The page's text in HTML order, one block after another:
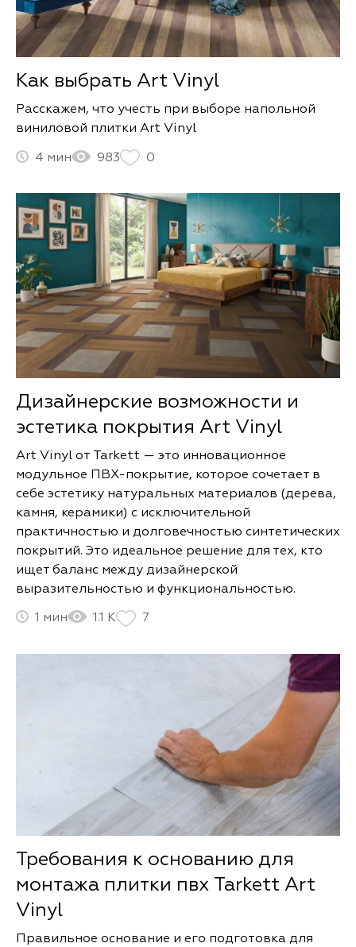
Как выбрать Art Vinyl
Расскажем, что учесть при выборе напольной
виниловой плитки Art Vinyl
4 983 0
Дизайнерские возможности и
эстетика покрытия Art Vinyl
Art Vinyl от Tarkett — это инновационное
модульное ПВХ-покрытие, которое сочетает в
себе эстетику натуральных материалов (дерева,
камня, керамики) с исключительной
практичностью и долговечностью синтетических
покрытий. Это идеальное решение для тех, кто
ищет баланс между дизайнерской
выразительностью и функциональностью.
1 1.1 К 7
Требования к основанию для
монтажа плитки пвх Tarkett Art
Vinyl
Правильное основание и его подготовка для